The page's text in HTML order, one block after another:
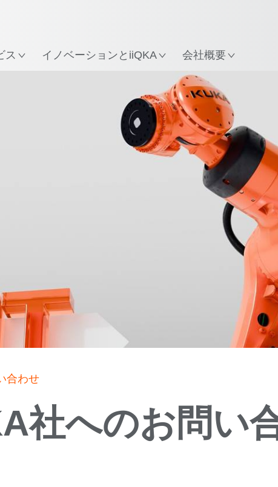
ス イノベーションとiiQKA 会社概要
合わせ
社へのお問い